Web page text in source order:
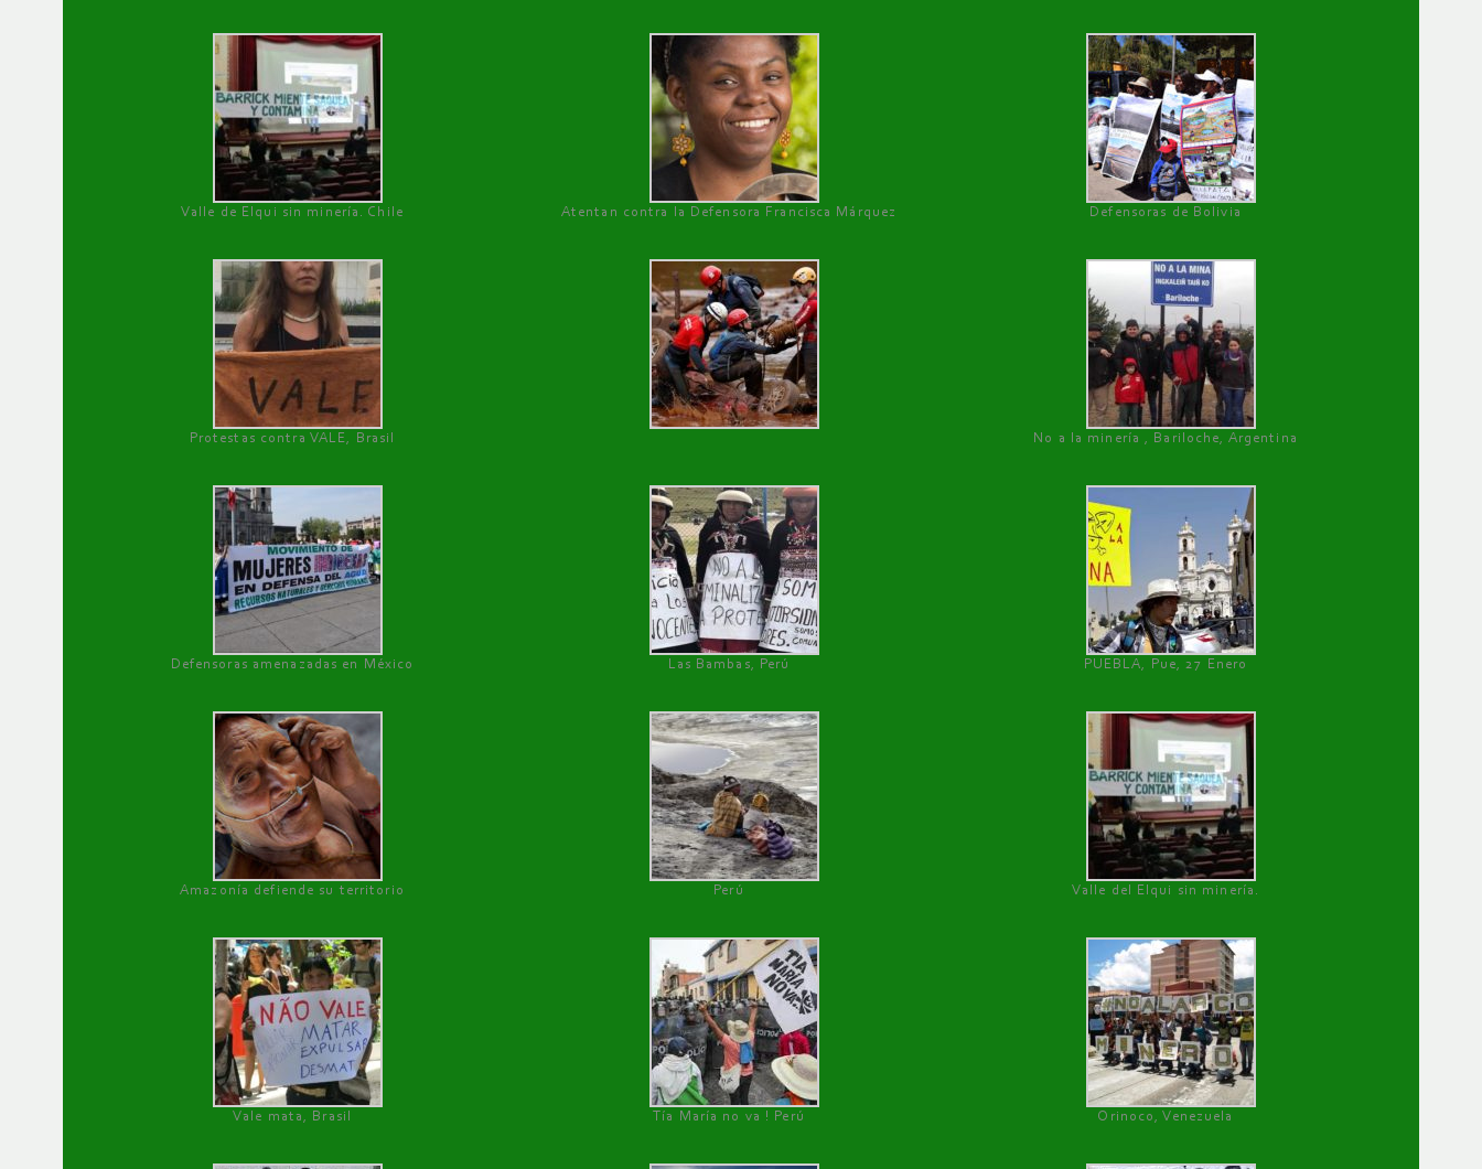
Valle de Elqui sin minería. Chile Atentan contra la Defensora Francisca Márquez Defensoras de Bolivia
Protestas contra VALE, Brasil No a la minería , Bariloche, Argentina
Defensoras amenazadas en México Las Bambas, Perú PUEBLA, Pue, 27 Enero
Amazonía defiende su territorio Perú Valle del Elqui sin minería.
Vale mata, Brasil Tía María no va ! Perú Orinoco, Venezuela